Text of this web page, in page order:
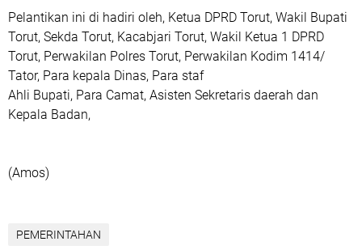
Pelantikan ini di hadiri oleh, Ketua DPRD Torut, Wakil Bupati
Torut, Sekda Torut, Kacabjari Torut, Wakil Ketua 1 DPRD
Torut, Perwakilan Polres Torut, Perwakilan Kodim 1414/
Tator, Para kepala Dinas, Para staf
Ahli Bupati, Para Camat, Asisten Sekretaris daerah dan
Kepala Badan,
(Amos)
PEMERINTAHAN